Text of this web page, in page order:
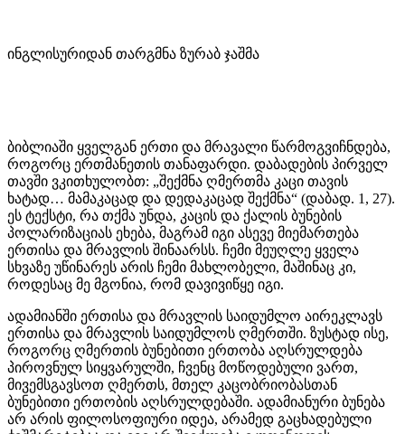
ინგლისურიდან თარგმნა ზურაბ ჯაშმა
ბიბლიაში ყველგან ერთი და მრავალი წარმოგვიჩნდება,
როგორც ერთმანეთის თანაფარდი. დაბადების პირველ
თავში ვკითხულობთ: „შექმნა ღმერთმა კაცი თავის
ხატად… მამაკაცად და დედაკაცად შექმნა“ (დაბად. 1, 27).
ეს ტექსტი, რა თქმა უნდა, კაცის და ქალის ბუნების
პოლარიზაციას ეხება, მაგრამ იგი ასევე მიემართება
ერთისა და მრავლის შინაარსს. ჩემი მეუღლე ყველა
სხვაზე უწინარეს არის ჩემი მახლობელი, მაშინაც კი,
როდესაც მე მგონია, რომ დავივიწყე იგი.
ადამიანში ერთისა და მრავლის საიდუმლო აირეკლავს
ერთისა და მრავლის საიდუმლოს ღმერთში. ზუსტად ისე,
როგორც ღმერთის ბუნებითი ერთობა აღსრულდება
პიროვნულ სიყვარულში, ჩვენც მოწოდებული ვართ,
მივემსგავსოთ ღმერთს, მთელ კაცობრიობასთან
ბუნებითი ერთობის აღსრულდებაში. ადამიანური ბუნება
არ არის ფილოსოფიური იდეა, არამედ გაცხადებული